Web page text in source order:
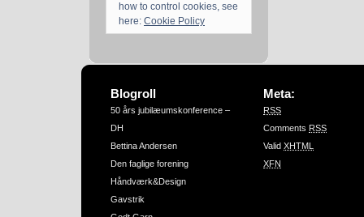
how to control cookies, see
here: Cookie Policy
Blogroll
50 års jubilæumskonference –
DH
Bettina Andersen
Den faglige forening
Håndværk&Design
Gavstrik
Meta:
RSS
Comments RSS
Valid XHTML
XFN